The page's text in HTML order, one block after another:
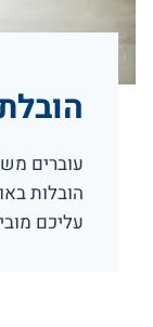
עוברים
הובלות
עליכם